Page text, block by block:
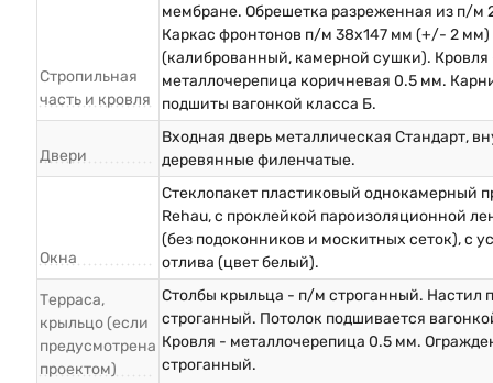
Стропильная
часть и кровля
мембране. Обрешетка разреженная из п/м
Каркас фронтонов п/м 38х147 мм (+/- 2 мм)
(калиброванный, камерной сушки). Кровля
металлочерепица коричневая 0.5 мм.
подшиты вагонкой класса Б.
Двери
Входная дверь металлическая Стандарт,
деревянные филенчатые.
Окна
Стеклопакет пластиковый однокамерный
Rehau, с проклейкой пароизоляционной
(без подоконников и москитных сеток), с
отлива (цвет белый).
Терраса,
крыльцо (если
предусмотрена
проектом)
Столбы крыльца - п/м строганный. Настил
строганный. Потолок подшивается
Кровля - металлочерепица 0.5 мм.
строганный.